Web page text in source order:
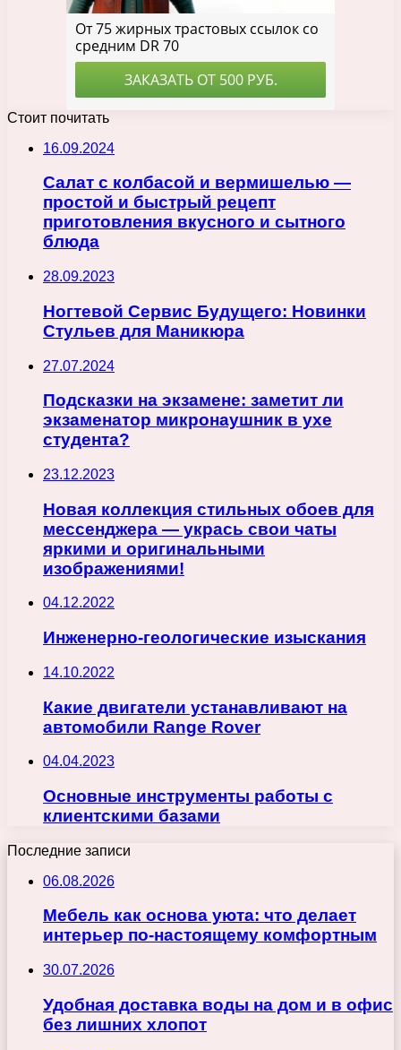
Стоит почитать
16.09.2024
Салат с колбасой и вермишелью —
простой и быстрый рецепт
приготовления вкусного и сытного
блюда
28.09.2023
Ногтевой Сервис Будущего: Новинки
Стульев для Маникюра
27.07.2024
Подсказки на экзамене: заметит ли
экзаменатор микронаушник в ухе
студента?
23.12.2023
Новая коллекция стильных обоев для
мессенджера — укрась свои чаты
яркими и оригинальными
изображениями!
04.12.2022
Инженерно-геологические изыскания
14.10.2022
Какие двигатели устанавливают на
автомобили Range Rover
04.04.2023
Основные инструменты работы с
клиентскими базами
Последние записи
06.08.2026
Мебель как основа уюта: что делает
интерьер по-настоящему комфортным
30.07.2026
Удобная доставка воды на дом и в офис
без лишних хлопот